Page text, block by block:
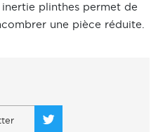
plinthes permet de
une pièce réduite.